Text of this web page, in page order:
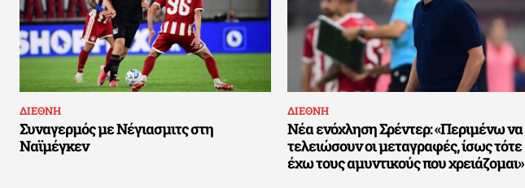
ΔΙΕΘΝΗ
Συναγερμός με Νέγιασμιτς στη
Ναϊμέγκεν
ΔΙΕΘΝΗ
Νέα ενόχληση Σρέντερ: «Περιμένω να
τελειώσουν οι μεταγραφές, ίσως τότε
έχω τους αμυντικούς που χρειάζομαι»